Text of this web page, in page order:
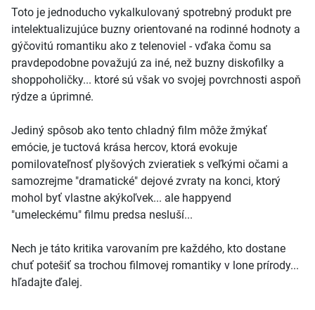
Toto je jednoducho vykalkulovaný spotrebný produkt pre
intelektualizujúce buzny orientované na rodinné hodnoty a
gýčovitú romantiku ako z telenoviel - vďaka čomu sa
pravdepodobne považujú za iné, než buzny diskofilky a
shoppoholičky... ktoré sú však vo svojej povrchnosti aspoň
rýdze a úprimné.
Jediný spôsob ako tento chladný film môže žmýkať
emócie, je tuctová krása hercov, ktorá evokuje
pomilovateľnosť plyšových zvieratiek s veľkými očami a
samozrejme "dramatické" dejové zvraty na konci, ktorý
mohol byť vlastne akýkoľvek... ale happyend
"umeleckému" filmu predsa nesluší...
Nech je táto kritika varovaním pre každého, kto dostane
chuť potešiť sa trochou filmovej romantiky v lone prírody...
hľadajte ďalej.